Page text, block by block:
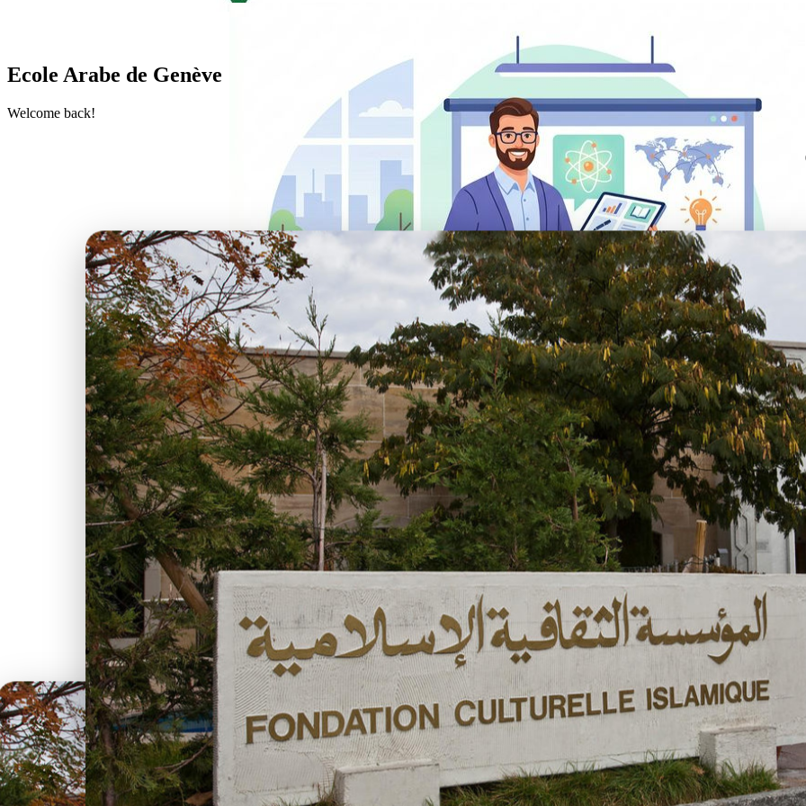
Les inscriptions et réinscriptions sont ouvertes pour l'année scolaire 2026/2027
Ecole Arabe de Genève
Welcome back!
Les inscriptions et réinscriptions sont ouvertes pour l'année scolaire 2026/